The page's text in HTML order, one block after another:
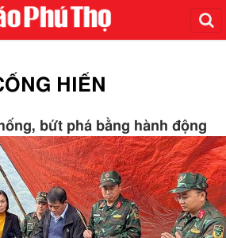
HIẾN
bứt phá bằng hành động